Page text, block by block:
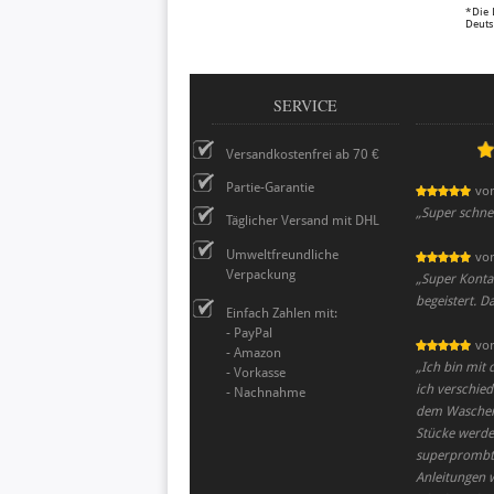
*Die
SERVICE
Versandkostenfrei ab 70 €
Partie-Garantie
Täglicher Versand mit DHL
Umweltfreundliche
Verpackung
Einfach Zahlen mit:
- PayPal
- Amazon
- Vorkasse
- Nachnahme
„Super
„Super
begeistert.
„Ich bin mit
ich
dem
Stücke
Anleitungen